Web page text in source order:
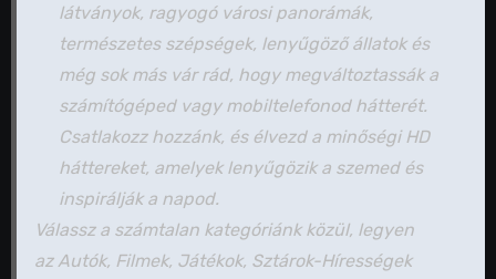
látványok, ragyogó városi panorámák,
természetes szépségek, lenyűgöző állatok és
még sok más vár rád, hogy megváltoztassák a
számítógéped vagy mobiltelefonod hátterét.
Csatlakozz hozzánk, és élvezd a minőségi HD
háttereket, amelyek lenyűgözik a szemed és
inspirálják a napod.
Válassz a számtalan kategóriánk közül, legyen
az Autók, Filmek, Játékok, Sztárok-Hírességek